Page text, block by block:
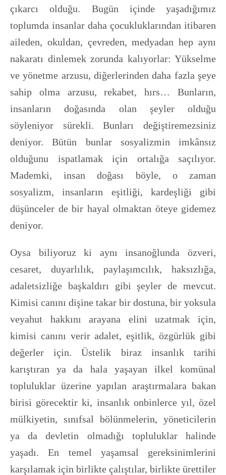
çıkarcı olduğu. Bugün içinde yaşadığımız
toplumda insanlar daha çocukluklarından itibaren
aileden, okuldan, çevreden, medyadan hep aynı
nakaratı dinlemek zorunda kalıyorlar: Yükselme
ve yönetme arzusu, diğerlerinden daha fazla şeye
sahip olma arzusu, rekabet, hırs… Bunların,
insanların doğasında olan şeyler olduğu
söyleniyor sürekli. Bunları değiştiremezsiniz
deniyor. Bütün bunlar sosyalizmin imkânsız
olduğunu ispatlamak için ortalığa saçılıyor.
Mademki, insan doğası böyle, o zaman
sosyalizm, insanların eşitliği, kardeşliği gibi
düşünceler de bir hayal olmaktan öteye gidemez
deniyor.
Oysa biliyoruz ki aynı insanoğlunda özveri,
cesaret, duyarlılık, paylaşımcılık, haksızlığa,
adaletsizliğe başkaldırı gibi şeyler de mevcut.
Kimisi canını dişine takar bir dostuna, bir yoksula
veyahut hakkını arayana elini uzatmak için,
kimisi canını verir adalet, eşitlik, özgürlük gibi
değerler için. Üstelik biraz insanlık tarihi
karıştıran ya da hala yaşayan ilkel komünal
topluluklar üzerine yapılan araştırmalara bakan
birisi görecektir ki, insanlık onbinlerce yıl, özel
mülkiyetin, sınıfsal bölünmelerin, yöneticilerin
ya da devletin olmadığı topluluklar halinde
yaşadı. En temel yaşamsal gereksinimlerini
karşılamak için birlikte çalıştılar, birlikte ürettiler